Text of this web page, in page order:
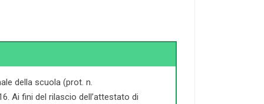
della scuola (prot. n.
Ai fini del rilascio dell’attestato di